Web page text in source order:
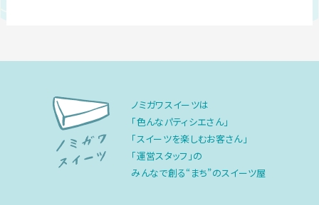
ノミガワスイーツは
「色んなパティシエさん」
「スイーツを楽しむお客さん」
「運営スタッフ」の
みんなで創る“まち”のスイーツ屋